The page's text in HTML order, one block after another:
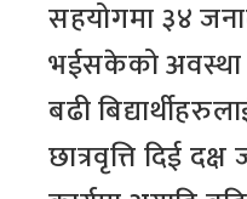
सहयोगमा ३४
भईसकेको अवस्था
बढी
छात्रवृत्ति दिई